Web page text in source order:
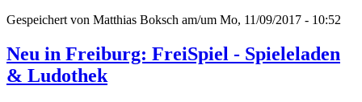
Gespeichert von Matthias Boksch am/um Mo, 11/09/2017 - 10:52
Neu in Freiburg: FreiSpiel - Spieleladen
& Ludothek